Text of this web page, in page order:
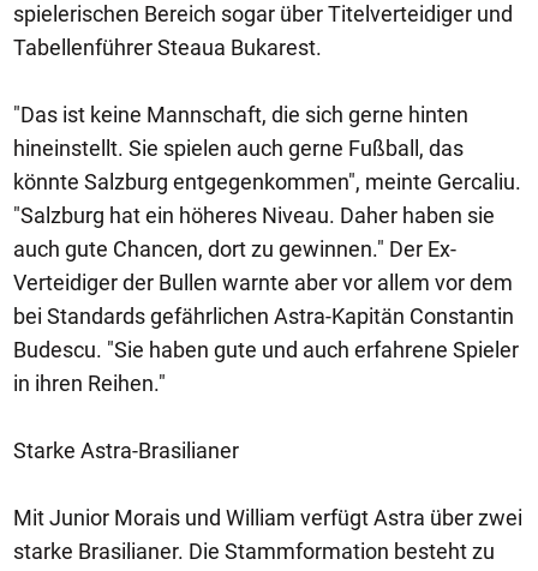
spielerischen Bereich sogar über Titelverteidiger und
Tabellenführer Steaua Bukarest.
"Das ist keine Mannschaft, die sich gerne hinten
hineinstellt. Sie spielen auch gerne Fußball, das
könnte Salzburg entgegenkommen", meinte Gercaliu.
"Salzburg hat ein höheres Niveau. Daher haben sie
auch gute Chancen, dort zu gewinnen." Der Ex-
Verteidiger der Bullen warnte aber vor allem vor dem
bei Standards gefährlichen Astra-Kapitän Constantin
Budescu. "Sie haben gute und auch erfahrene Spieler
in ihren Reihen."
Starke Astra-Brasilianer
Mit Junior Morais und William verfügt Astra über zwei
starke Brasilianer. Die Stammformation besteht zu